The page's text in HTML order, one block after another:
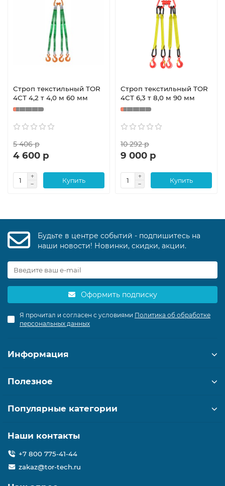
Строп текстильный TOR
4СТ 4,2 т 4,0 м 60 мм
5 406 р
4 600 р
Купить
Строп текстильный TOR
4СТ 6,3 т 8,0 м 90 мм
10 292 р
9 000 р
Купить
Будьте в центре событий - подпишитесь на
наши новости! Новинки, скидки, акции.
Оформить подписку
Я прочитал и согласен с условиями Политика об обработке
персональных данных
Информация
Полезное
Популярные категории
Наши контакты
+7 800 775-41-44
zakaz@tor-tech.ru